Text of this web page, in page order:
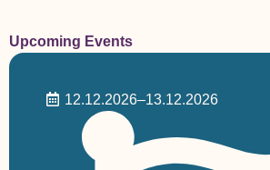
Upcoming Events
12.12.2026–13.12.2026